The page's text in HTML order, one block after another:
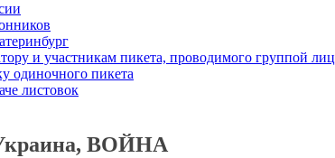
и участникам пикета, проводимого группой лиц
одиночного пикета
листовок
Украина, ВОЙНА